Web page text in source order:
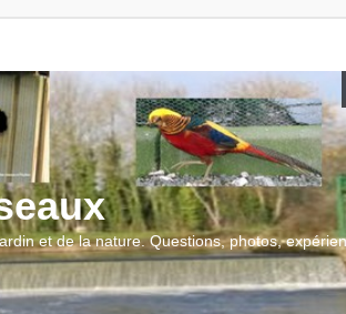
et de la nature. Questions, photos,